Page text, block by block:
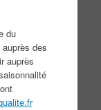
du
des
auprès